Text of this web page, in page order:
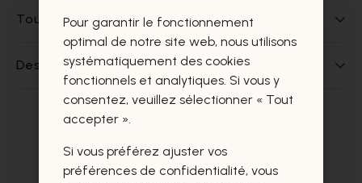
Tout sur ce produit
Des questions sur ce produit?
Ces produits vous intéresseront
certainement aussi.
Pour garantir le fonctionnement
optimal de notre site web, nous utilisons
systématiquement des cookies
fonctionnels et analytiques. Si vous y
consentez, veuillez sélectionner « Tout
accepter ».
Si vous préférez ajuster vos
préférences de confidentialité, vous